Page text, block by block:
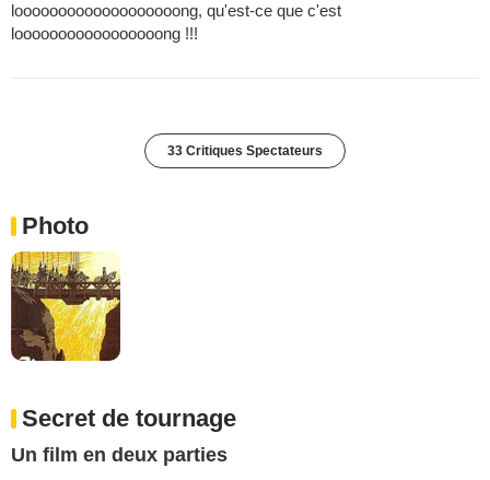
looooooooooooooooooong, qu'est-ce que c'est
looooooooooooooooong !!!
33 Critiques Spectateurs
Photo
Secret de tournage
Un film en deux parties